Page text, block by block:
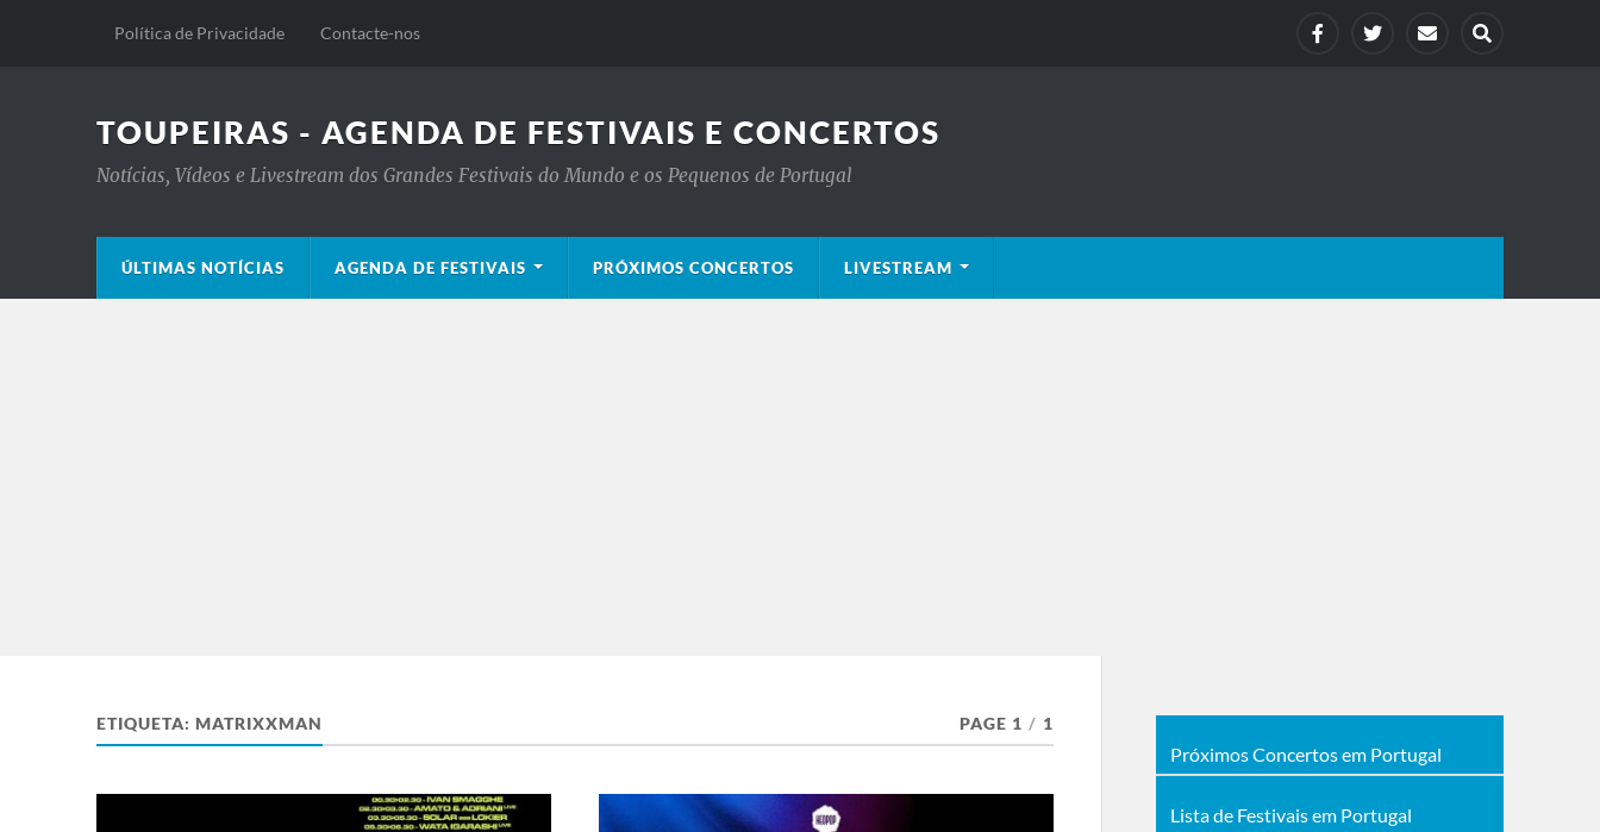
Política de Privacidade Contacte-nos
TOUPEIRAS - AGENDA DE FESTIVAIS E CONCERTOS
Notícias, Vídeos e Livestream dos Grandes Festivais do Mundo e os Pequenos de Portugal
ÚLTIMAS NOTÍCIAS AGENDA DE FESTIVAIS PRÓXIMOS CONCERTOS LIVESTREAM
ETIQUETA: MATRIXXMAN PAGE 1 / 1
Próximos Concertos em Portugal
Lista de Festivais em Portugal